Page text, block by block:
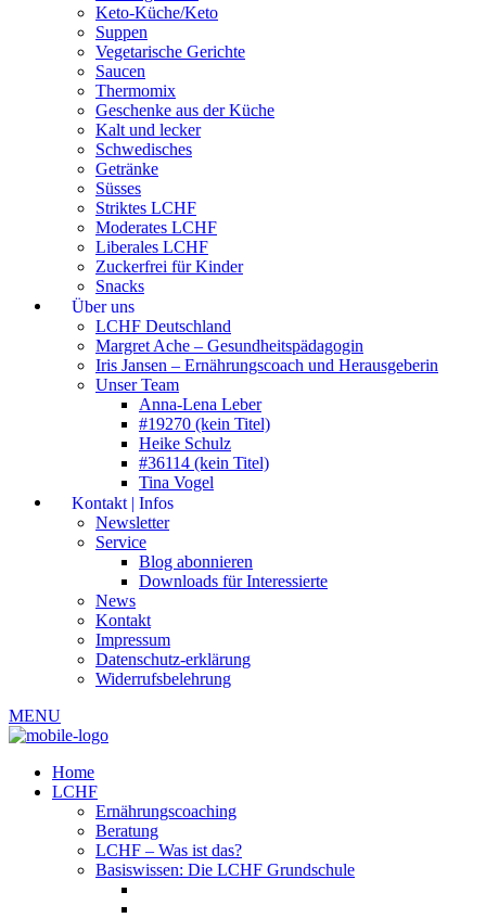
Keto-Küche/Keto
Suppen
Vegetarische Gerichte
Saucen
Thermomix
Geschenke aus der Küche
Kalt und lecker
Schwedisches
Getränke
Süsses
Striktes LCHF
Moderates LCHF
Liberales LCHF
Zuckerfrei für Kinder
Snacks
Über uns
LCHF Deutschland
Margret Ache – Gesundheitspädagogin
Iris Jansen – Ernährungscoach und Herausgeberin
Unser Team
Anna-Lena Leber
#19270 (kein Titel)
Heike Schulz
#36114 (kein Titel)
Tina Vogel
Kontakt | Infos
Newsletter
Service
Blog abonnieren
Downloads für Interessierte
News
Kontakt
Impressum
Datenschutz-erklärung
Widerrufsbelehrung
MENU
Home
LCHF
Ernährungscoaching
Beratung
LCHF – Was ist das?
Basiswissen: Die LCHF Grundschule